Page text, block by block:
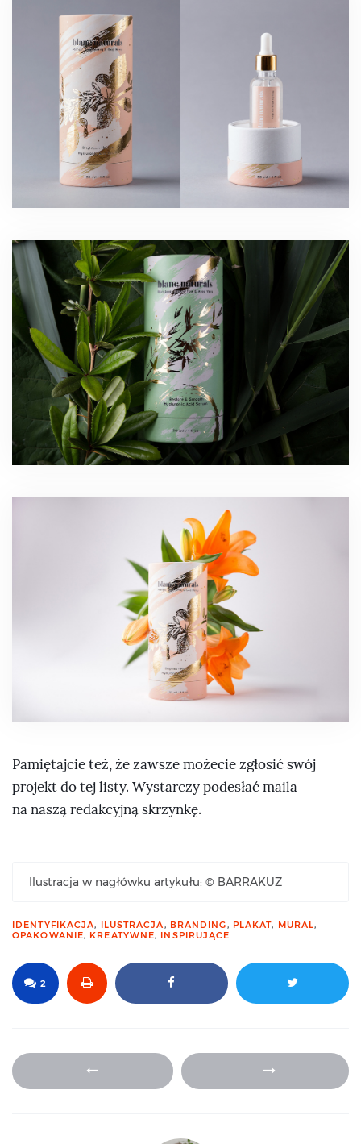
Pamiętajcie też, że zawsze możecie zgłosić swój
projekt do tej listy. Wystarczy podesłać maila
na naszą redakcyjną skrzynkę.
Ilustracja w nagłówku artykułu: © BARRAKUZ
IDENTYFIKACJA, ILUSTRACJA, BRANDING, PLAKAT, MURAL,
OPAKOWANIE, KREATYWNE, INSPIRUJĄCE
2